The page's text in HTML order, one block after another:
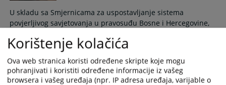
U skladu sa Smjernicama za uspostavljanje sistema
povjerljivog savjetovanja u pravosuđu Bosne i Hercegovine,
nosiocima pravosudnih funkcija u pitanjima etike i
10.06.2026.
Korištenje kolačića
Ova web stranica koristi određene skripte koje mogu
pohranjivati i koristiti određene informacije iz vašeg
browsera i vašeg uređaja (npr. IP adresa uređaja, varijable o